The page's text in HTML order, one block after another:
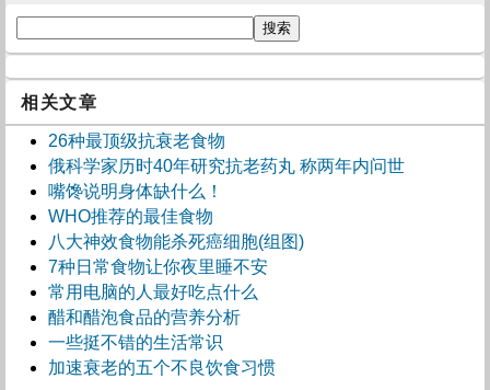
相关文章
26种最顶级抗衰老食物
俄科学家历时40年研究抗老药丸 称两年内问世
嘴馋说明身体缺什么！
WHO推荐的最佳食物
八大神效食物能杀死癌细胞(组图)
7种日常食物让你夜里睡不安
常用电脑的人最好吃点什么
醋和醋泡食品的营养分析
一些挺不错的生活常识
加速衰老的五个不良饮食习惯